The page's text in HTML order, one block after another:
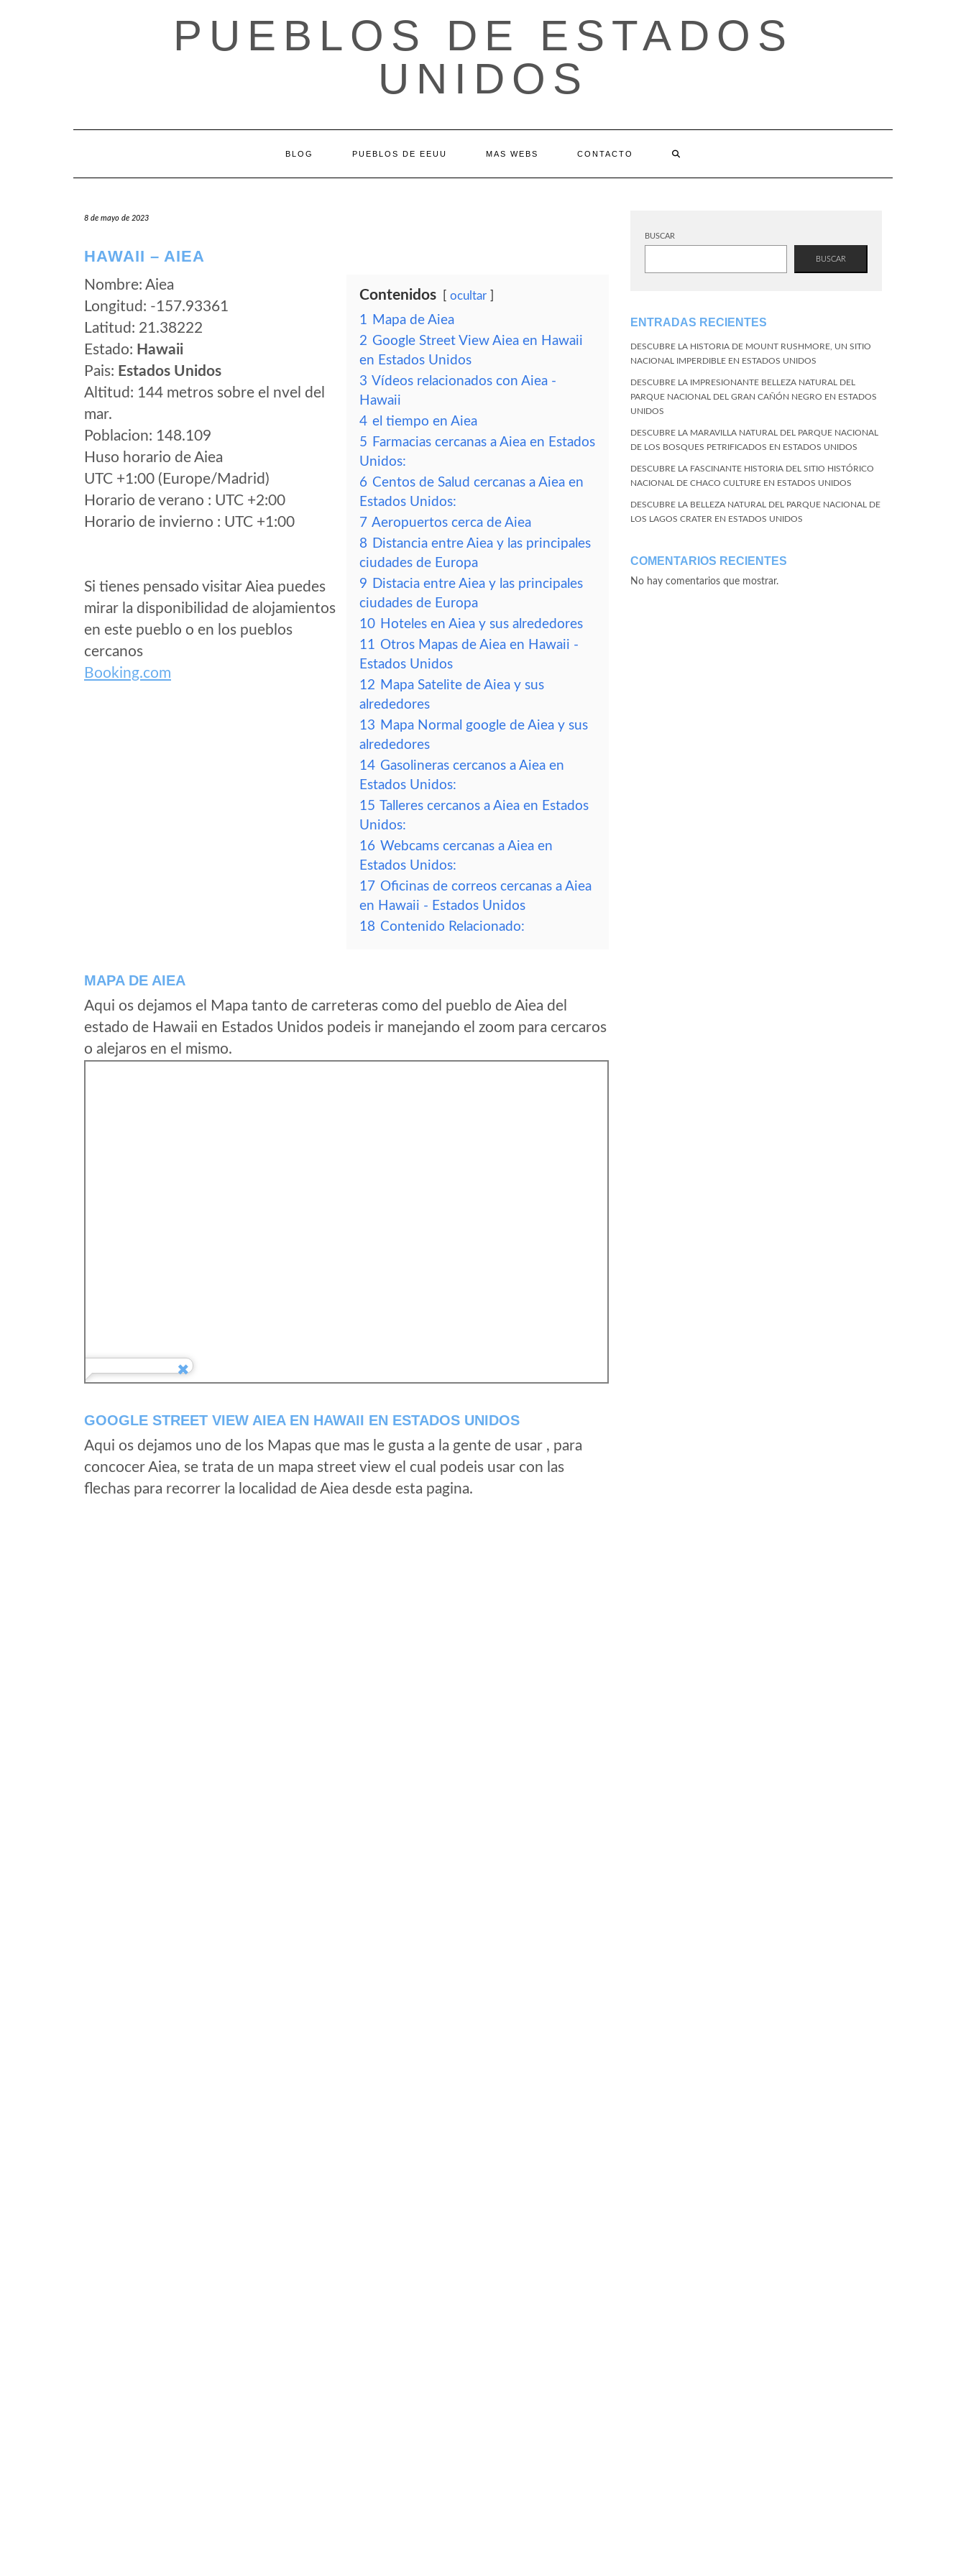
PUEBLOS DE ESTADOS
UNIDOS
BLOG PUEBLOS DE EEUU MAS WEBS CONTACTO
8 de mayo de 2023
HAWAII – AIEA
Nombre: Aiea
Longitud: -157.93361
Latitud: 21.38222
Estado: Hawaii
Pais: Estados Unidos
Altitud: 144 metros sobre el nvel del
mar.
Poblacion: 148.109
Huso horario de Aiea
UTC +1:00 (Europe/Madrid)
Horario de verano : UTC +2:00
Horario de invierno : UTC +1:00
Si tienes pensado visitar Aiea puedes
mirar la disponibilidad de alojamientos
en este pueblo o en los pueblos
cercanos
Booking.com
Contenidos ocultar
1 Mapa de Aiea
2 Google Street View Aiea en Hawaii
en Estados Unidos
3 Vídeos relacionados con Aiea -
Hawaii
4 el tiempo en Aiea
5 Farmacias cercanas a Aiea en Estados
Unidos:
6 Centos de Salud cercanas a Aiea en
Estados Unidos:
7 Aeropuertos cerca de Aiea
8 Distancia entre Aiea y las principales
ciudades de Europa
9 Distacia entre Aiea y las principales
ciudades de Europa
10 Hoteles en Aiea y sus alrededores
11 Otros Mapas de Aiea en Hawaii -
Estados Unidos
12 Mapa Satelite de Aiea y sus
alrededores
13 Mapa Normal google de Aiea y sus
alrededores
14 Gasolineras cercanos a Aiea en
Estados Unidos:
15 Talleres cercanos a Aiea en Estados
Unidos:
16 Webcams cercanas a Aiea en
Estados Unidos:
17 Oficinas de correos cercanas a Aiea
en Hawaii - Estados Unidos
18 Contenido Relacionado:
MAPA DE AIEA
Aqui os dejamos el Mapa tanto de carreteras como del pueblo de Aiea del
estado de Hawaii en Estados Unidos podeis ir manejando el zoom para cercaros
o alejaros en el mismo.
GOOGLE STREET VIEW AIEA EN HAWAII EN ESTADOS UNIDOS
Aqui os dejamos uno de los Mapas que mas le gusta a la gente de usar , para
concocer Aiea, se trata de un mapa street view el cual podeis usar con las
flechas para recorrer la localidad de Aiea desde esta pagina.
BUSCAR
BUSCAR
ENTRADAS RECIENTES
DESCUBRE LA HISTORIA DE MOUNT RUSHMORE, UN SITIO
NACIONAL IMPERDIBLE EN ESTADOS UNIDOS
DESCUBRE LA IMPRESIONANTE BELLEZA NATURAL DEL
PARQUE NACIONAL DEL GRAN CAÑÓN NEGRO EN ESTADOS
UNIDOS
DESCUBRE LA MARAVILLA NATURAL DEL PARQUE NACIONAL
DE LOS BOSQUES PETRIFICADOS EN ESTADOS UNIDOS
DESCUBRE LA FASCINANTE HISTORIA DEL SITIO HISTÓRICO
NACIONAL DE CHACO CULTURE EN ESTADOS UNIDOS
DESCUBRE LA BELLEZA NATURAL DEL PARQUE NACIONAL DE
LOS LAGOS CRATER EN ESTADOS UNIDOS
COMENTARIOS RECIENTES
No hay comentarios que mostrar.